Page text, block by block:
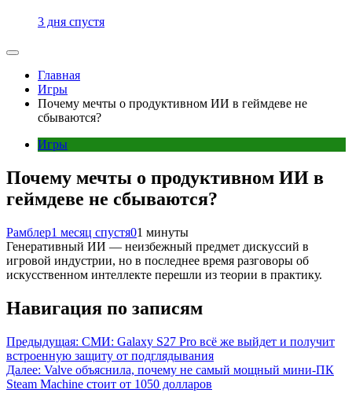
3 дня спустя
Главная
Игры
Почему мечты о продуктивном ИИ в геймдеве не
сбываются?
Игры
Почему мечты о продуктивном ИИ в
геймдеве не сбываются?
Рамблер1 месяц спустя01 минуты
Генеративный ИИ — неизбежный предмет дискуссий в
игровой индустрии, но в последнее время разговоры об
искусственном интеллекте перешли из теории в практику.
Навигация по записям
Предыдущая: СМИ: Galaxy S27 Pro всё же выйдет и получит
встроенную защиту от подглядывания
Далее: Valve объяснила, почему не самый мощный мини-ПК
Steam Machine стоит от 1050 долларов